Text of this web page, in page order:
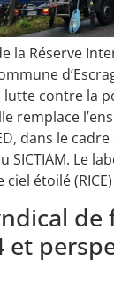
la Réserve
lutte contre la
remplace
dans le
Le
étoilé
de
et